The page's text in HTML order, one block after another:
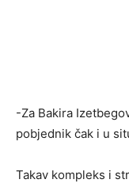
-Za Bakira
pobjednik čak i u
Takav kompleks i